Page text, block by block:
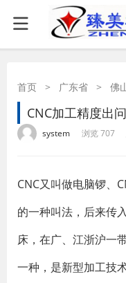
首页 > 广东省 > 佛
CNC加工精度出
system 浏览 707
​CNC又叫做电脑锣、
的一种叫法，后来传
床，在广、江浙沪一
一种，是新型加工技